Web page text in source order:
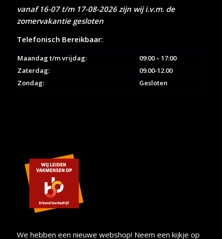
vanaf 16-07 t/m 17-08-2026 zijn wij i.v.m. de
zomervakantie gesloten
Telefonisch Bereikbaar:
Maandag t/m vrijdag:
09:00 – 17:00
Zaterdag:
09.00-12.00
Zondag:
Gesloten
We hebben een nieuwe webshop! Neem een kijkje op